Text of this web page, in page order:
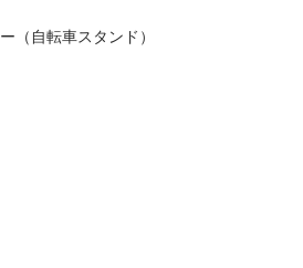
（自転車スタンド）